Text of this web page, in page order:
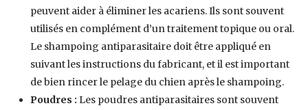
peuvent aider à éliminer les acariens. Ils sont souvent
utilisés en complément d’un traitement topique ou oral.
Le shampoing antiparasitaire doit être appliqué en
suivant les instructions du fabricant, et il est important
de bien rincer le pelage du chien après le shampoing.
Poudres : Les poudres antiparasitaires sont souvent